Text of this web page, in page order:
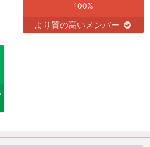
100%
より質の高いメンバー